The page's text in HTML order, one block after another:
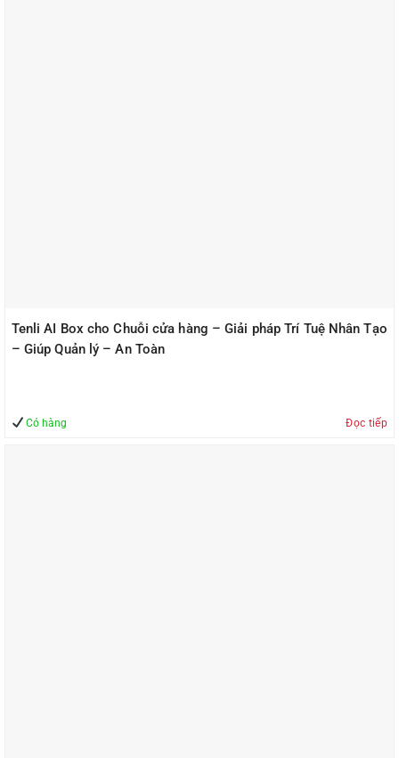
Tenli AI Box cho Chuỗi cửa hàng – Giải pháp Trí Tuệ Nhân Tạo
– Giúp Quản lý – An Toàn
Có hàng Đọc tiếp